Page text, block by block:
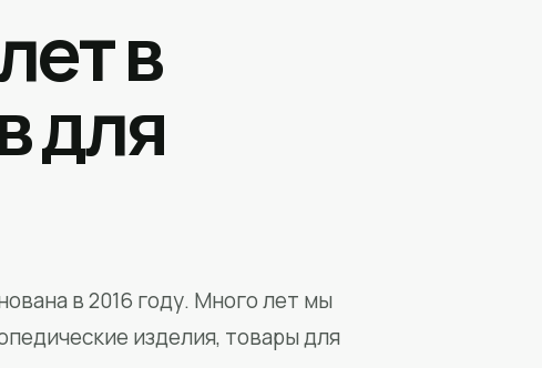
в
для
в 2016 году. Много лет мы
изделия, товары для